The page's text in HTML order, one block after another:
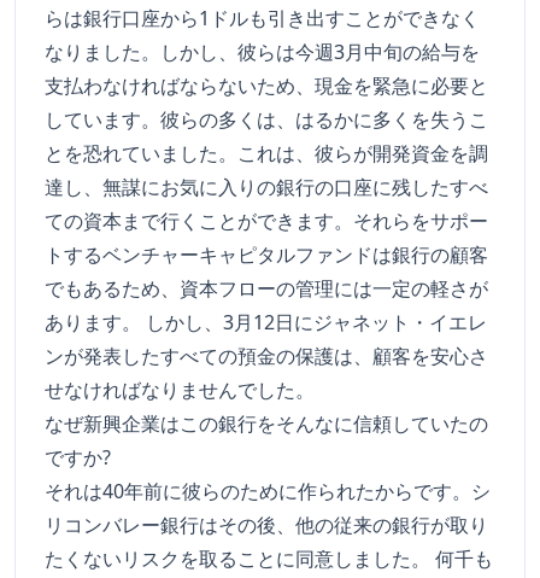
らは銀行口座から1ドルも引き出すことができなく
なりました。しかし、彼らは今週3月中旬の給与を
支払わなければならないため、現金を緊急に必要と
しています。彼らの多くは、はるかに多くを失うこ
とを恐れていました。これは、彼らが開発資金を調
達し、無謀にお気に入りの銀行の口座に残したすべ
ての資本まで行くことができます。それらをサポー
トするベンチャーキャピタルファンドは銀行の顧客
でもあるため、資本フローの管理には一定の軽さが
あります。 しかし、3月12日にジャネット・イエレ
ンが発表したすべての預金の保護は、顧客を安心さ
せなければなりませんでした。
なぜ新興企業はこの銀行をそんなに信頼していたの
ですか?
それは40年前に彼らのために作られたからです。シ
リコンバレー銀行はその後、他の従来の銀行が取り
たくないリスクを取ることに同意しました。 何千も